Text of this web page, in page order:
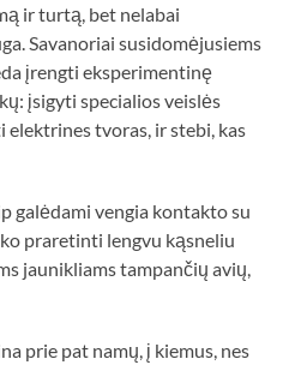
ir turtą, bet nelabai
Savanoriai susidomėjusiems
įrengti eksperimentinę
įsigyti specialios veislės
elektrines tvoras, ir stebi, kas
galėdami vengia kontakto su
praretinti lengvu kąsneliu
jaunikliams tampančių avių,
prie pat namų, į kiemus, nes